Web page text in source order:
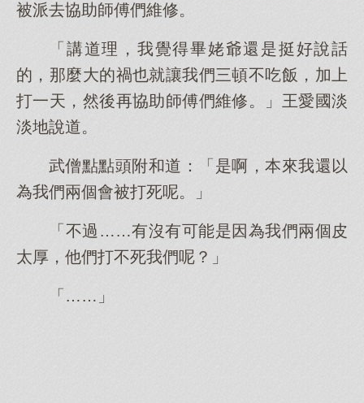
被派去協助師傅們維修。
「講道理，我覺得畢姥爺還是挺好說話
的，那麼大的禍也就讓我們三頓不吃飯，加上
打一天，然後再協助師傅們維修。」王愛國淡
淡地說道。
武僧點點頭附和道：「是啊，本來我還以
為我們兩個會被打死呢。」
「不過……有沒有可能是因為我們兩個皮
太厚，他們打不死我們呢？」
「……」